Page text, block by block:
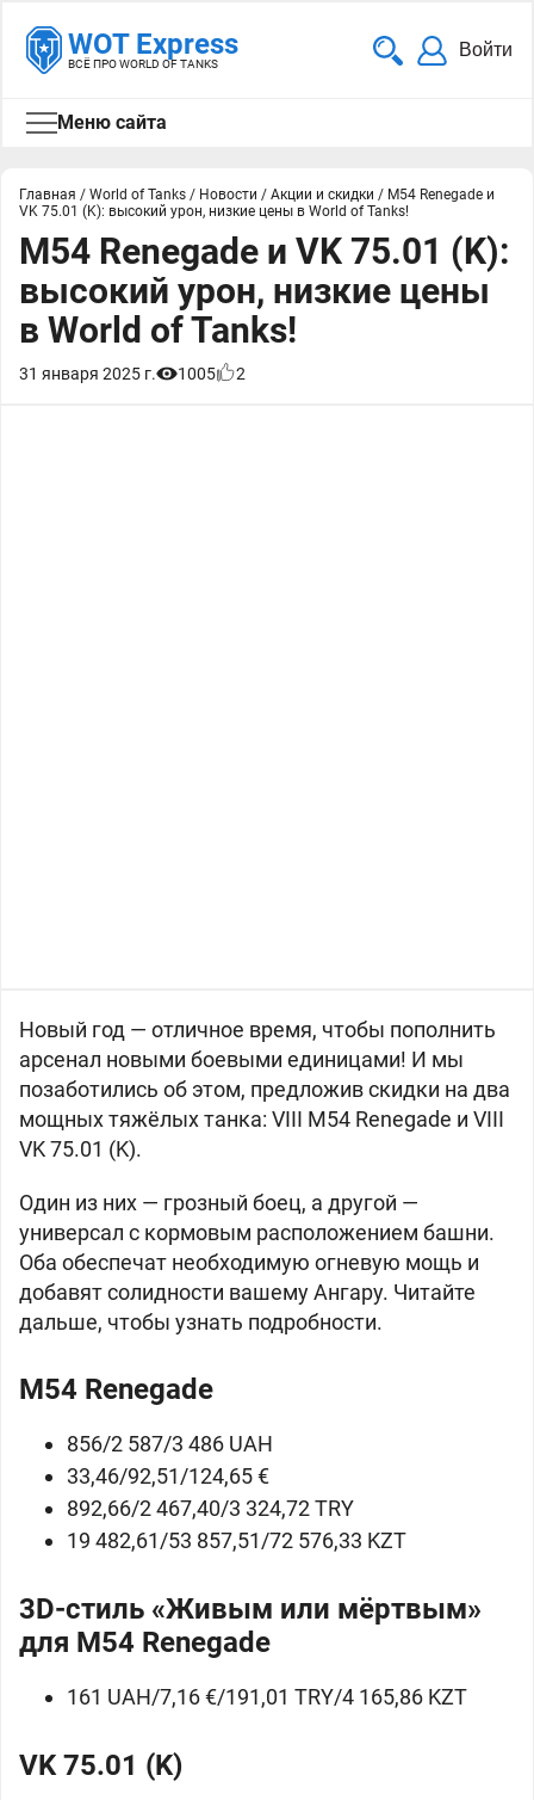
WOT Express
ВСЁ ПРО WORLD OF TANKS
Войти
Меню сайта
Главная / World of Tanks / Новости / Акции и скидки / M54 Renegade и
VK 75.01 (K): высокий урон, низкие цены в World of Tanks!
M54 Renegade и VK 75.01 (K):
высокий урон, низкие цены
в World of Tanks!
31 января 2025 г. 1005 2
Новый год — отличное время, чтобы пополнить
арсенал новыми боевыми единицами! И мы
позаботились об этом, предложив скидки на два
мощных тяжёлых танка: VIII M54 Renegade и VIII
VK 75.01 (K).
Один из них — грозный боец, а другой —
универсал с кормовым расположением башни.
Оба обеспечат необходимую огневую мощь и
добавят солидности вашему Ангару. Читайте
дальше, чтобы узнать подробности.
M54 Renegade
856/2 587/3 486 UAH
33,46/92,51/124,65 €
892,66/2 467,40/3 324,72 TRY
19 482,61/53 857,51/72 576,33 KZT
3D-стиль «Живым или мёртвым»
для M54 Renegade
161 UAH/7,16 €/191,01 TRY/4 165,86 KZT
VK 75.01 (K)